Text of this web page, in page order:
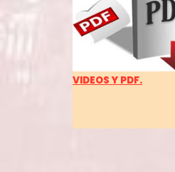
VIDEOS Y PDF.